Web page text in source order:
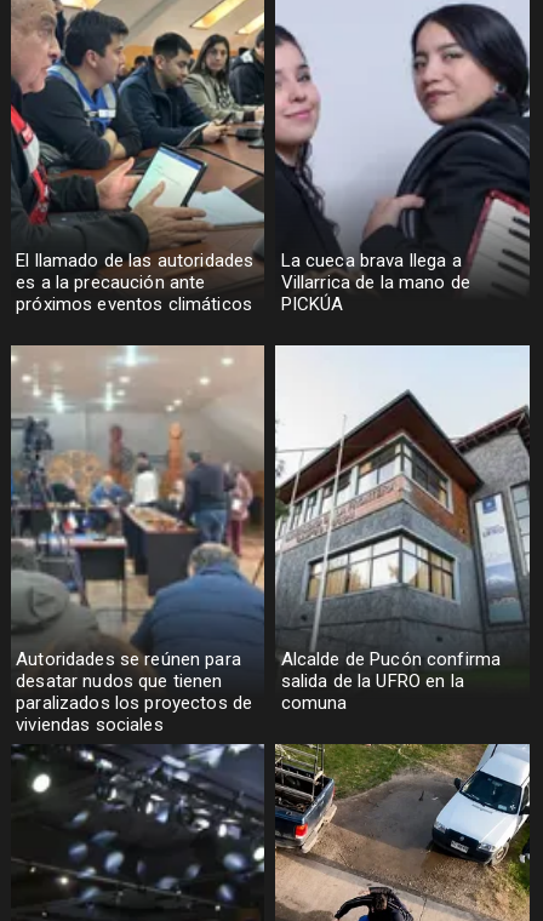
El llamado de las autoridades
es a la precaución ante
próximos eventos climáticos
La cueca brava llega a
Villarrica de la mano de
PICKÚA
Autoridades se reúnen para
desatar nudos que tienen
paralizados los proyectos de
viviendas sociales
Alcalde de Pucón confirma
salida de la UFRO en la
comuna